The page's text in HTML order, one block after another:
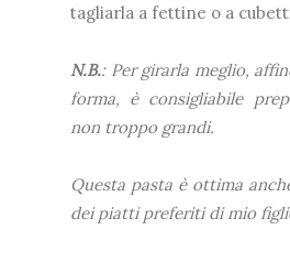
tagliarla a fettine o a
N.B.: Per girarla meglio,
forma, è consigliabile
non troppo grandi.
Questa pasta è ottima
dei piatti preferiti di mio